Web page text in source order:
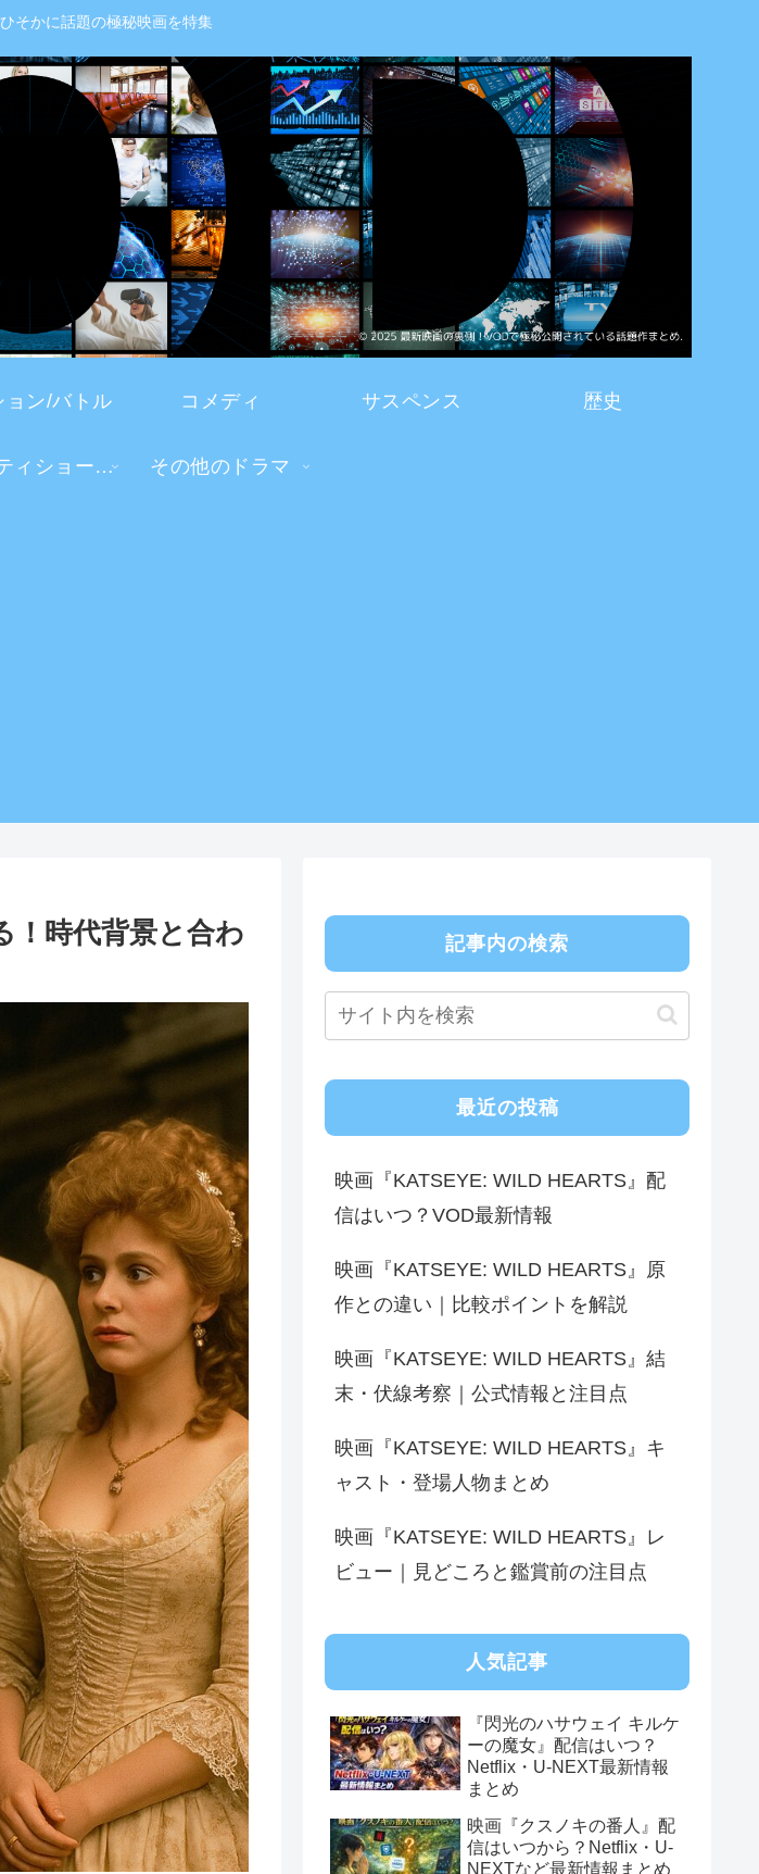
そかに話題の極秘映画を特集
ョン/バトル コメディ サスペンス 歴史
リアリティショー・TV番組 その他のドラマ
！時代背景と合わ
記事内の検索
最近の投稿
映画『KATSEYE: WILD HEARTS』配
信はいつ？VOD最新情報
映画『KATSEYE: WILD HEARTS』原
作との違い｜比較ポイントを解説
映画『KATSEYE: WILD HEARTS』結
末・伏線考察｜公式情報と注目点
映画『KATSEYE: WILD HEARTS』キ
ャスト・登場人物まとめ
映画『KATSEYE: WILD HEARTS』レ
ビュー｜見どころと鑑賞前の注目点
人気記事
『閃光のハサウェイ キルケ
ーの魔女』配信はいつ？
Netflix・U-NEXT最新情報
まとめ
映画『クスノキの番人』配
信はいつから？Netflix・U-
NEXTなど最新情報まとめ